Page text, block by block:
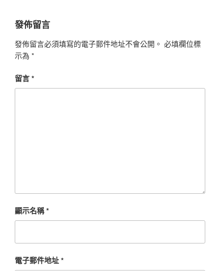
發佈留言
發佈留言必須填寫的電子郵件地址不會公開。 必填欄位標
示為 *
留言*
顯示名稱*
電子郵件地址*